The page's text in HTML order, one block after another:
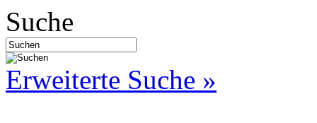
Suche
Erweiterte Suche »